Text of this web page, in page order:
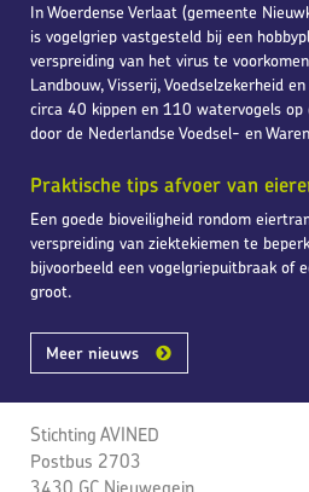
In Woerdense Verlaat (gemeente
is vogelgriep vastgesteld bij een
verspreiding van het virus te
Landbouw, Visserij, Voedselzekerheid
circa 40 kippen en 110 watervogels
door de Nederlandse Voedsel- en
Praktische tips afvoer van
Een goede bioveiligheid rondom
verspreiding van ziektekiemen te
bijvoorbeeld een vogelgriepuitbraak of
groot.
Meer nieuws
Stichting AVINED
Postbus 2703